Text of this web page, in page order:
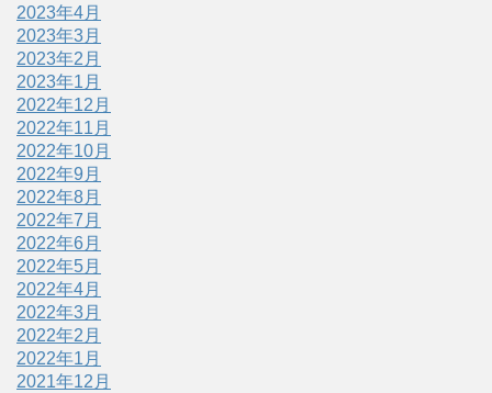
2023年4月
2023年3月
2023年2月
2023年1月
2022年12月
2022年11月
2022年10月
2022年9月
2022年8月
2022年7月
2022年6月
2022年5月
2022年4月
2022年3月
2022年2月
2022年1月
2021年12月